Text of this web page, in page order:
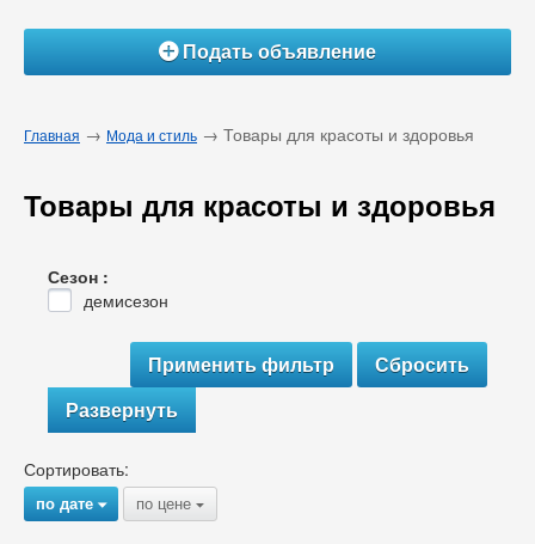
ÁПодать объявление
Главная → Мода и стиль → Товары для красоты и здоровья
Товары для красоты и здоровья
Сезон :
демисезон
Развернуть
Сортировать:
по дате{ по цене {